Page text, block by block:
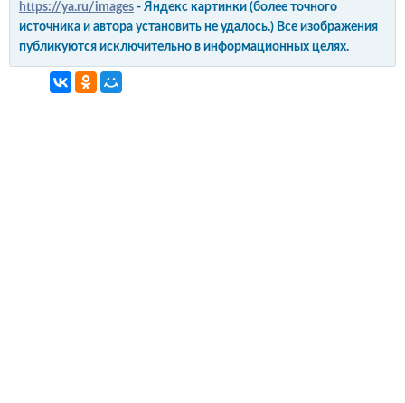
https://ya.ru/images - Яндекс картинки (более точного
источника и автора установить не удалось.) Все изображения
публикуются исключительно в информационных целях.